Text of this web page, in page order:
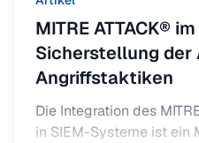
MITRE ATTACK®
Sicherstellung der
Angriffstaktiken
Die Integration des
in SIEM-Systeme ist ein